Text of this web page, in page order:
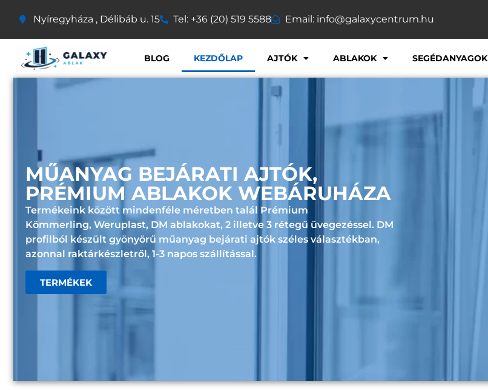
Nyíregyháza , Délibáb u. 15 Tel: +36 (20) 519 5588 Email: info@galaxycentrum.hu
BLOG KEZDŐLAP AJTÓK ABLAKOK SEGÉDANYAGOK
MŰANYAG BEJÁRATI AJTÓK,
PRÉMIUM ABLAKOK WEBÁRUHÁZA
Termékeink között mindenféle méretben talál Prémium
Kömmerling, Weruplast, DM ablakokat, 2 illetve 3 rétegű üvegezéssel. DM
profilból készült gyönyörű műanyag bejárati ajtók széles választékban,
azonnal raktárkészletről , 1-3 napos szállítással.
TERMÉKEK